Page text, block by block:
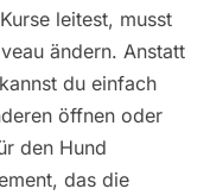
leitest, musst
ändern. Anstatt
du einfach
öffnen oder
den Hund
das die